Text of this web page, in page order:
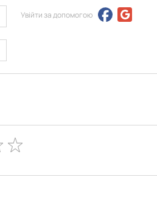
Увійти за допомогою